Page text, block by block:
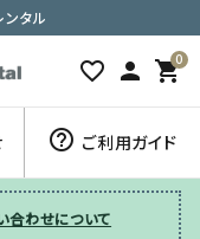
ンタル
favorite_border person 0
shopping_cart
help_outline ご利用ガイド
合わせについて